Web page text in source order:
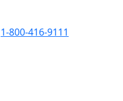
1-800-416-9111